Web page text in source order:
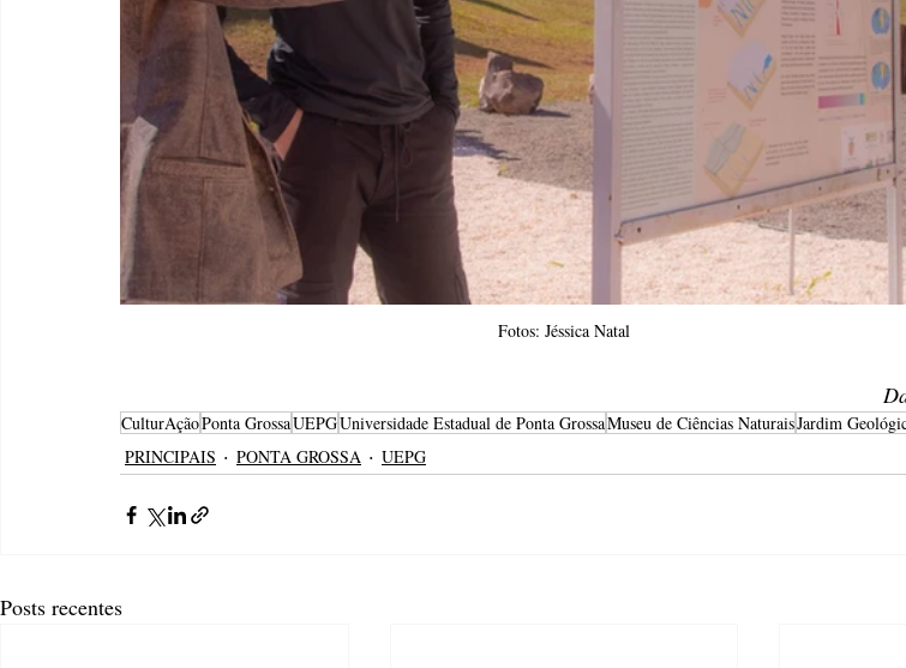
Fotos: Jéssica Natal
CulturAçãoPonta GrossaUEPGUniversidade Estadual de Ponta GrossaMuseu de Ciências NaturaisJardim
PRINCIPAIS
PONTA GROSSA UEPG
Posts recentes